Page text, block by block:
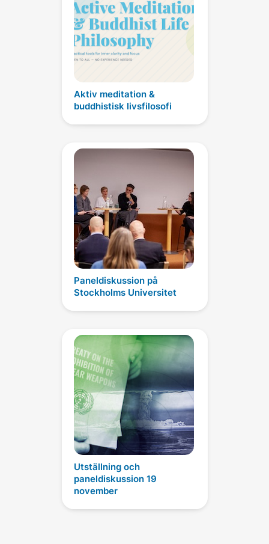
Aktiv meditation &
buddhistisk livsfilosofi
Paneldiskussion på
Stockholms Universitet
Utställning och
paneldiskussion 19
november